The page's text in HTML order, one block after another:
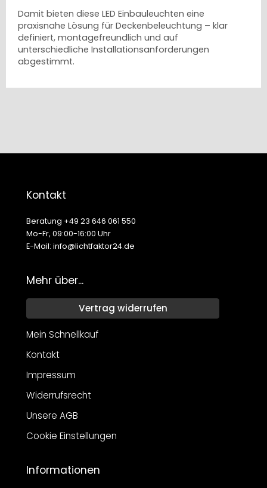
Damit bieten diese LED Einbauleuchten eine
praxisnahe Lösung für Deckenbeleuchtung – klar
definiert, montagefreundlich und auf
unterschiedliche Installationsanforderungen
abgestimmt.
Kontakt
Beratung +49 23 646 061 550
Mo-Fr, 09:00-16:00 Uhr
E-Mail: info@lichtfaktor24.de
Mehr über...
Vertrag widerrufen
Mein Schnellkauf
Kontakt
Impressum
Widerrufsrecht
Unsere AGB
Cookie Einstellungen
Informationen